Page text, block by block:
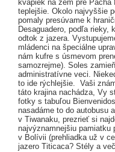
kvapiek na zem pre
teplejšie. Okolo najvyššie
pomaly presúvame k
Desaguadero, podľa rieky,
odtok z jazera.
mládenci na špeciálne
nám kufre s úsmevom
samozrejme). Soles
administratívne veci.
to ide rýchlejšie. Vaši
táto krajina nachádza, Vy
fotky s tabuľou
nasadáme to do autobusu
v Tiwanaku, prezrieť si
najvýznamnejšiu pamiatku
v Bolívii (prehliadka už v
jazero Titicaca? Stély a